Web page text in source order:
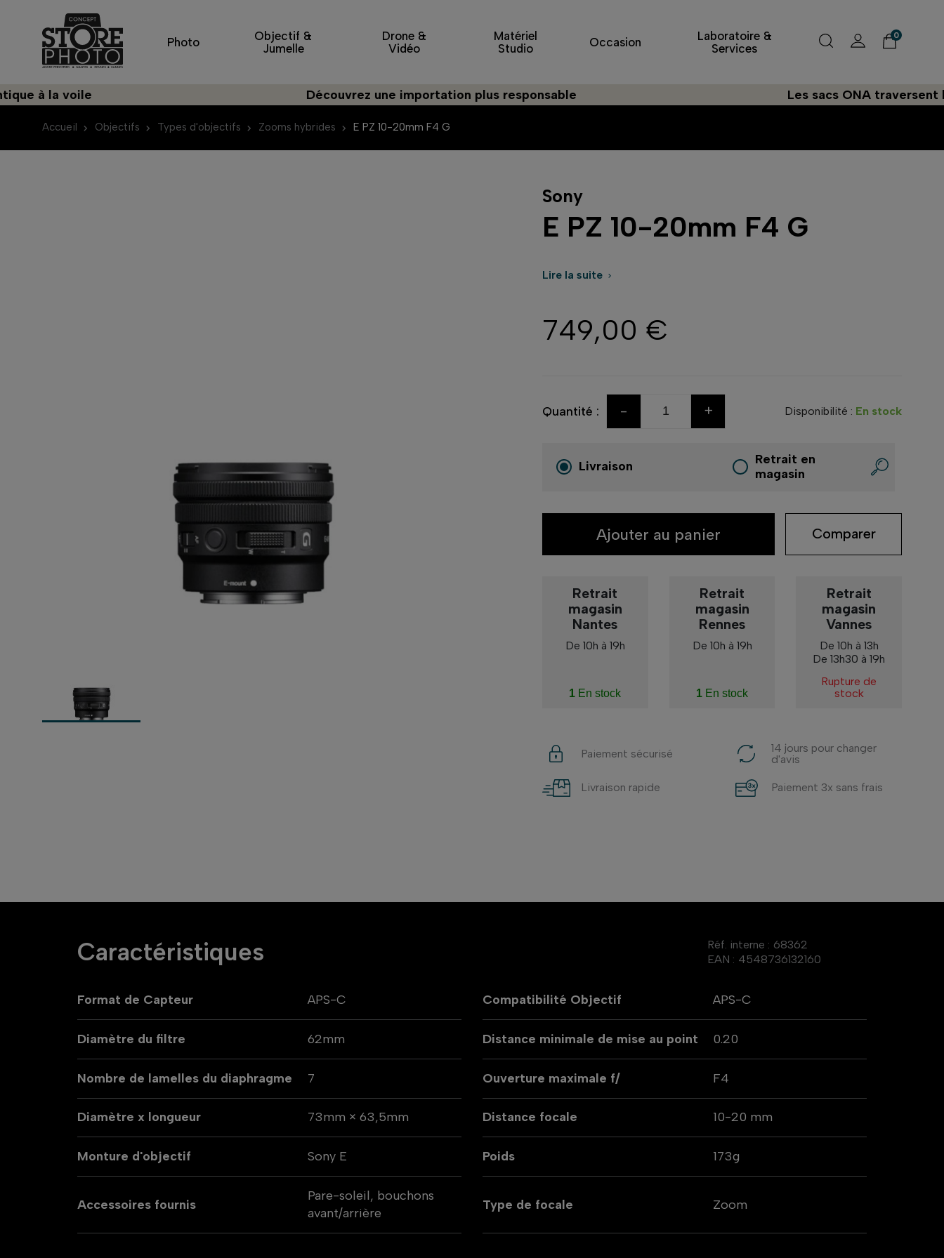
Photo
Objectif &
Jumelle
Drone &
Vidéo
Matériel
Studio
Occasion
Laboratoire &
Services
0
la voile Découvrez une importation plus responsable Les sacs ONA traversent
Accueil Objectifs Types d'objectifs Zooms hybrides E PZ 10-20mm F4 G
Sony
E PZ 10-20mm F4 G
Lire la suite 
749,00 €
Quantité : - + Disponibilité : En stock
Livraison
Retrait en
magasin
Ajouter au panier Comparer
Retrait
magasin
Nantes
De 10h à 19h
1 En stock
Retrait
magasin
Rennes
De 10h à 19h
1 En stock
Retrait
magasin
Vannes
De 10h à 13h
De 13h30 à 19h
Rupture de
stock
Paiement sécurisé
14 jours pour changer
d'avis
Livraison rapide Paiement 3x sans frais
Caractéristiques Réf. interne : 68362
EAN : 4548736132160
Format de Capteur APS-C Compatibilité Objectif APS-C
Diamètre du filtre 62mm Distance minimale de mise au point 0.20
Nombre de lamelles du diaphragme 7 Ouverture maximale f/ F4
Diamètre x longueur 73mm × 63,5mm Distance focale 10-20 mm
Monture d'objectif Sony E Poids 173g
Accessoires fournis
Pare-soleil, bouchons
avant/arrière
Type de focale Zoom